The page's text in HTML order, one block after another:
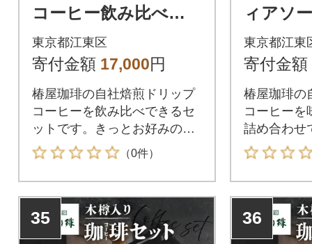
コーヒー飲み比べセ
ット(30個入り) 【kt
093-005】
東京都江東区
寄付金額 17,000円
椿屋珈琲の自社焙煎ドリップ
コーヒーを飲み比べできるセ
ットです。きっとお好みの味
が見つかるはず!
（0件）
ィアソ
コーヒ
【
東京都江東
寄付金額
椿屋珈琲の
コーヒーを
詰め合わせ
す。
35 36